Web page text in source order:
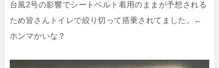
台風2号の影響でシートベルト着用のままが予想される
ため皆さんトイレで絞り切って搭乗されてました。←
ホンマかいな？